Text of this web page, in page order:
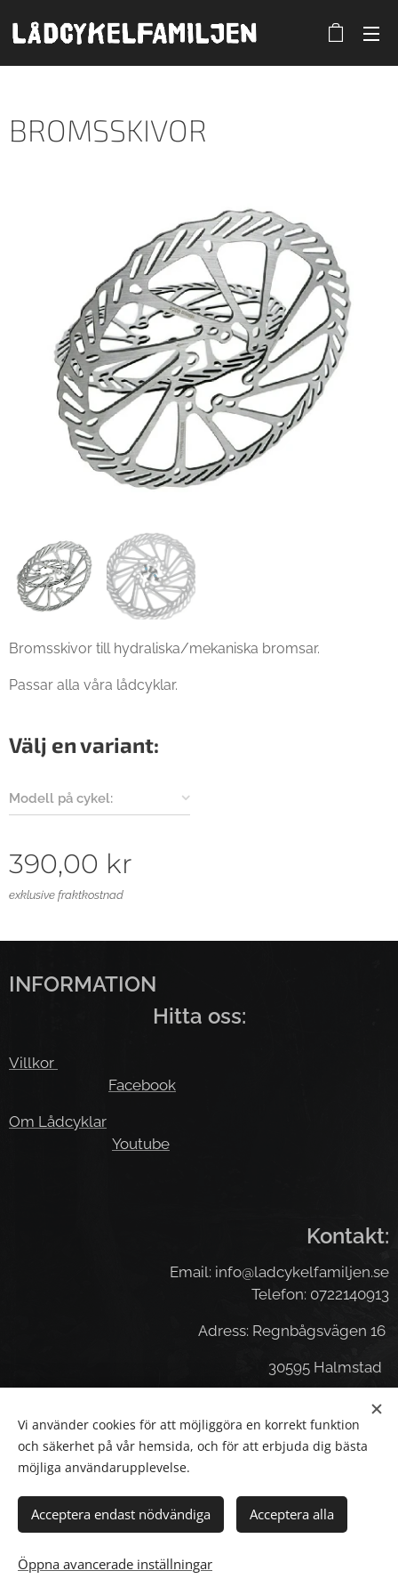
BROMSSKIVOR
Bromsskivor till hydraliska/mekaniska bromsar.
Passar alla våra lådcyklar.
Välj en variant:
Modell på cykel:
390,00 kr
exklusive fraktkostnad
Lägg i kundvagnen
INFORMATION
Hitta oss:
Villkor
Facebook
Om Lådcyklar
Youtube
Kontakt:
Email: info@ladcykelfamiljen.se
Telefon: 0722140913
Adress: Regnbågsvägen 16
30595 Halmstad
Cookies
Språk
English
Svenska
Vi använder cookies för att möjliggöra en korrekt funktion
och säkerhet på vår hemsida, och för att erbjuda dig bästa
möjliga användarupplevelse.
Acceptera endast nödvändiga Acceptera alla
Öppna avancerade inställningar